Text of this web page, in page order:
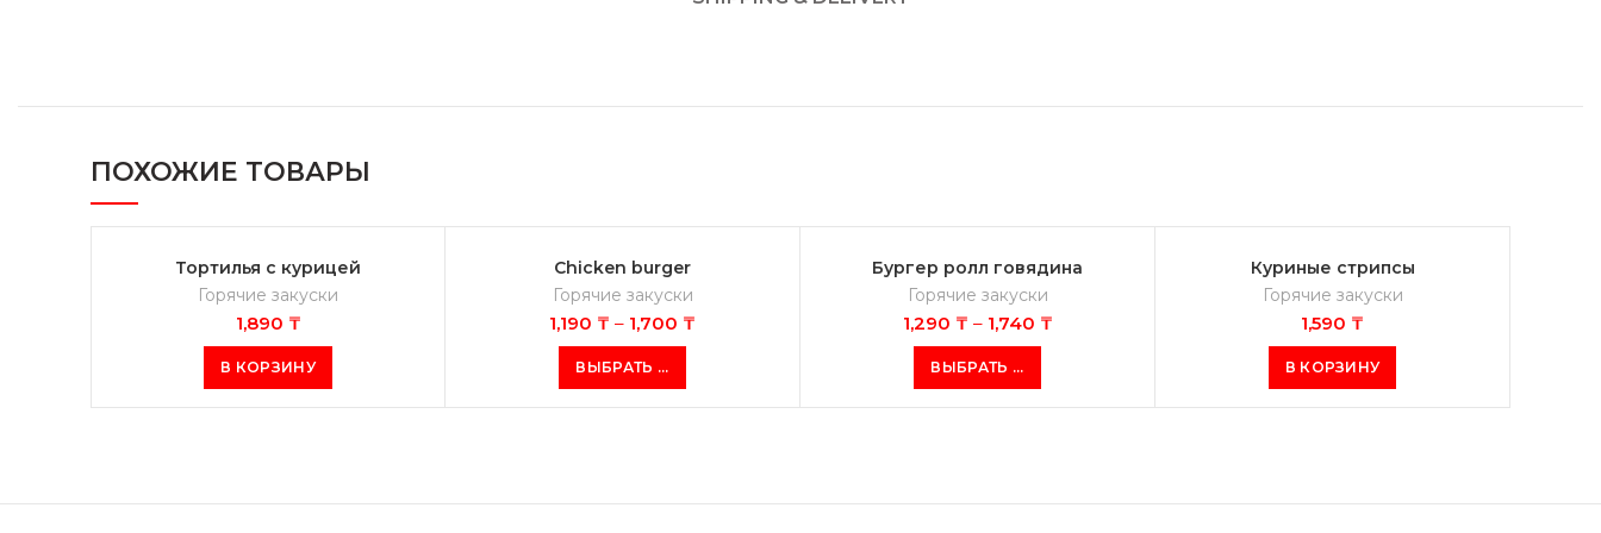
ПОХОЖИЕ ТОВАРЫ
Тортилья с курицей
Горячие закуски
1,890 ₸
В КОРЗИНУ
Chicken burger
Горячие закуски
1,190 ₸ – 1,700 ₸
ВЫБРАТЬ ...
Бургер ролл говядина
Горячие закуски
1,290 ₸ – 1,740 ₸
ВЫБРАТЬ ...
Куриные стрипсы
Горячие закуски
1,590 ₸
В КОРЗИНУ